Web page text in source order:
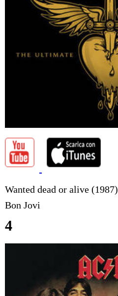
Wanted dead or alive (1987)
Bon Jovi
4